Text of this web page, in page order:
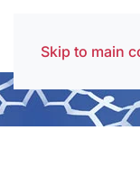
Skip to main